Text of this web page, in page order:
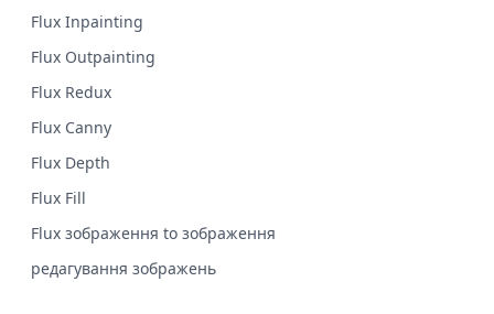
Flux Inpainting
Flux Outpainting
Flux Redux
Flux Canny
Flux Depth
Flux Fill
Flux зображення to зображення
редагування зображень